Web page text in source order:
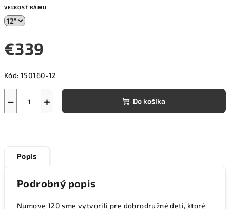
VEĽKOSŤ RÁMU
€339
cena:
Kód: 150160-12
+
− Do košíka
Popis
Podrobný popis
Numove 120 sme vytvorili pre dobrodružné deti, ktoré